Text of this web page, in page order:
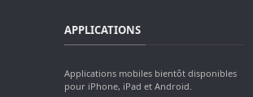
APPLICATIONS
Applications mobiles bientôt disponibles
pour iPhone, iPad et Android.